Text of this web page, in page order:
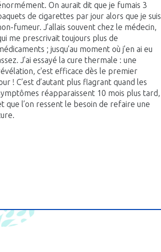
On aurait dit que je fumais 3
de cigarettes par jour alors que je suis
fumeur. J’allais souvent chez le médecin,
me prescrivait toujours plus de
; jusqu’au moment où j’en ai eu
J'ai essayé la cure thermale : une
c'est efficace dès le premier
! C’est d’autant plus flagrant quand les
réapparaissent 10 mois plus tard,
que l’on ressent le besoin de refaire une